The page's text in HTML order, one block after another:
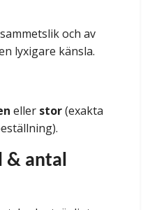
och av
lyxigare känsla.
eller stor(exakta
& antal